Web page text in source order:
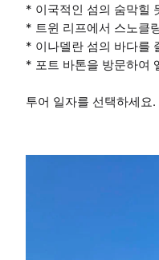
* 이국적인 섬의 숨막힐
* 트윈 리프에서 스노클
* 이나델란 섬의 바다를
* 포트 바톤을 방문하여
투어 일자를 선택하세요.